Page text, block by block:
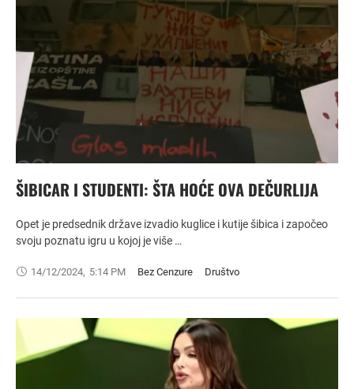
ŠIBICAR I STUDENTI: ŠTA HOĆE OVA DEČURLIJA
Opet je predsednik države izvadio kuglice i kutije šibica i započeo
svoju poznatu igru u kojoj je više …
14/12/2024, 5:14 PM Bez Cenzure Društvo